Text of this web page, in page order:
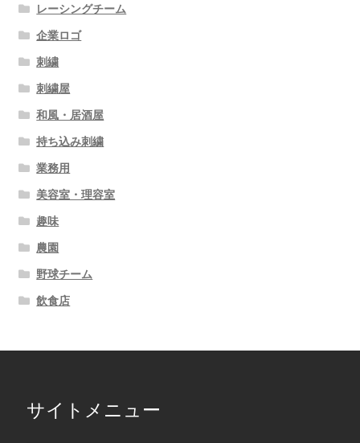
レーシングチーム
企業ロゴ
刺繍
刺繍屋
和風・居酒屋
持ち込み刺繍
業務用
美容室・理容室
趣味
農園
野球チーム
飲食店
サイトメニュー